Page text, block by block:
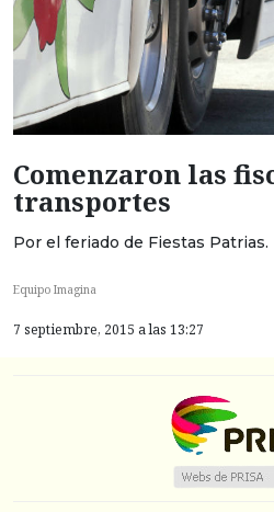
Comenzaron las
transportes
Por el feriado de Fiestas Patrias.
Equipo Imagina
7 septiembre, 2015 a las 13:27